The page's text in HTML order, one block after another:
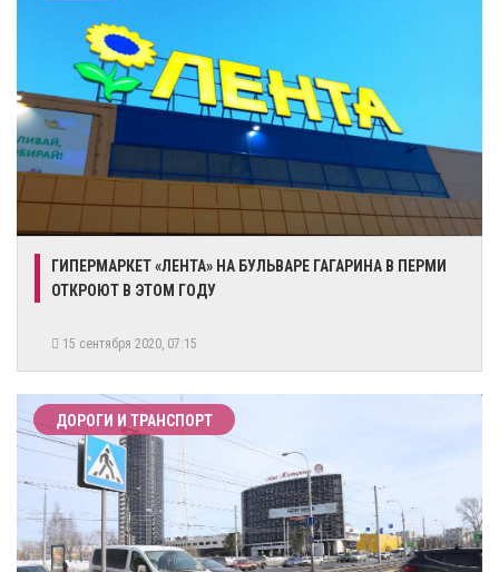
ГИПЕРМАРКЕТ «ЛЕНТА» НА БУЛЬВАРЕ ГАГАРИНА В ПЕРМИ
ОТКРОЮТ В ЭТОМ ГОДУ
15 сентября 2020, 07:15
ДОРОГИ И ТРАНСПОРТ